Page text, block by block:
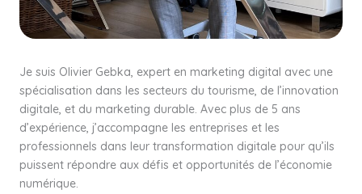
Je suis Olivier Gebka, expert en marketing digital avec une
spécialisation dans les secteurs du tourisme, de l’innovation
digitale, et du marketing durable. Avec plus de 5 ans
d’expérience, j’accompagne les entreprises et les
professionnels dans leur transformation digitale pour qu’ils
puissent répondre aux défis et opportunités de l’économie
numérique.